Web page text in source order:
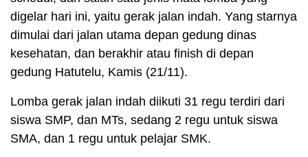
digelar hari ini, yaitu gerak jalan indah. Yang starnya
dimulai dari jalan utama depan gedung dinas
kesehatan, dan berakhir atau finish di depan
gedung Hatutelu, Kamis (21/11).
Lomba gerak jalan indah diikuti 31 regu terdiri dari
siswa SMP, dan MTs, sedang 2 regu untuk siswa
SMA, dan 1 regu untuk pelajar SMK.